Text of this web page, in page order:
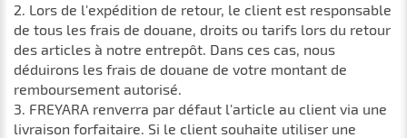
2. Lors de l'expédition de retour, le client est responsable
de tous les frais de douane, droits ou tarifs lors du retour
des articles à notre entrepôt. Dans ces cas, nous
déduirons les frais de douane de votre montant de
remboursement autorisé.
3. FREYARA renverra par défaut l'article au client via une
livraison forfaitaire. Si le client souhaite utiliser une